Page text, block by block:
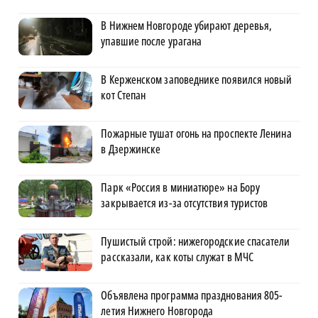
В Нижнем Новгороде убирают деревья,
упавшие после урагана
В Керженском заповеднике появился новый
кот Степан
Пожарные тушат огонь на проспекте Ленина
в Дзержинске
Парк «Россия в миниатюре» на Бору
закрывается из-за отсутствия туристов
Пушистый строй: нижегородские спасатели
рассказали, как коты служат в МЧС
Объявлена программа празднования 805-
летия Нижнего Новгорода